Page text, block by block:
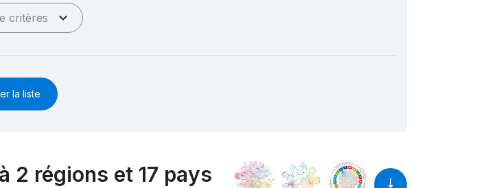
critères
la liste
2 régions et 17 pays